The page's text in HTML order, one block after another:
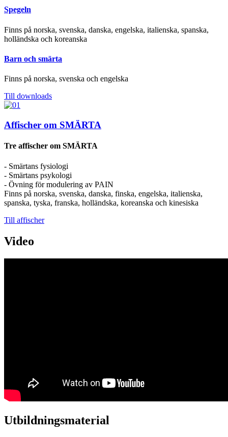
Spegeln
Finns på norska, svenska, danska, engelska, italienska, spanska,
holländska och koreanska
Barn och smärta
Finns på norska, svenska och engelska
Till downloads
Affischer om SMÄRTA
Tre affischer om SMÄRTA
- Smärtans fysiologi
- Smärtans psykologi
- Övning för modulering av PAIN
Finns på norska, svenska, danska, finska, engelska, italienska,
spanska, tyska, franska, holländska, koreanska och kinesiska
Till affischer
Video
Utbildningsmaterial